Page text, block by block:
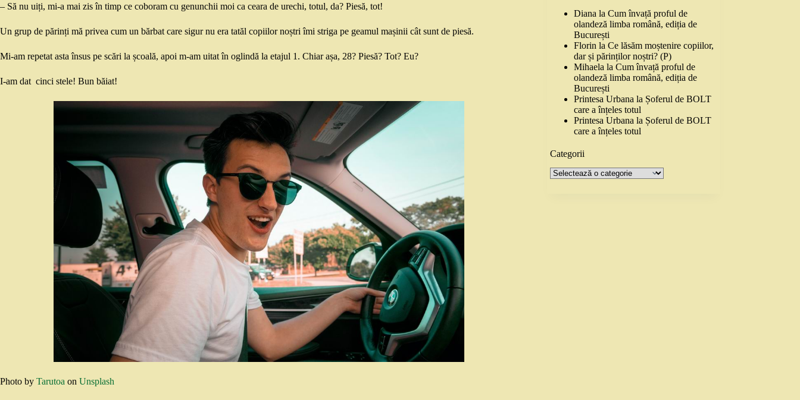
– Să nu uiți, mi-a mai zis în timp ce coboram cu genunchii moi ca ceara de urechi, totul, da? Piesă, tot!
Un grup de părinți mă privea cum un bărbat care sigur nu era tatăl copiilor noștri îmi striga pe geamul mașinii cât sunt de piesă.
Mi-am repetat asta însus pe scări la școală, apoi m-am uitat în oglindă la etajul 1. Chiar așa, 28? Piesă? Tot? Eu?
I-am dat cinci stele! Bun băiat!
Photo by Tarutoa on Unsplash
Diana laCum învață proful de
olandeză limba română, ediția de
București
Florin laCe lăsăm moștenire copiilor,
dar și părinților noștri? (P)
Mihaela laCum învață proful de
olandeză limba română, ediția de
București
Printesa Urbana la Șoferul de BOLT
care a înțeles totul
Printesa Urbana la Șoferul de BOLT
care a înțeles totul
Categorii
Categorii